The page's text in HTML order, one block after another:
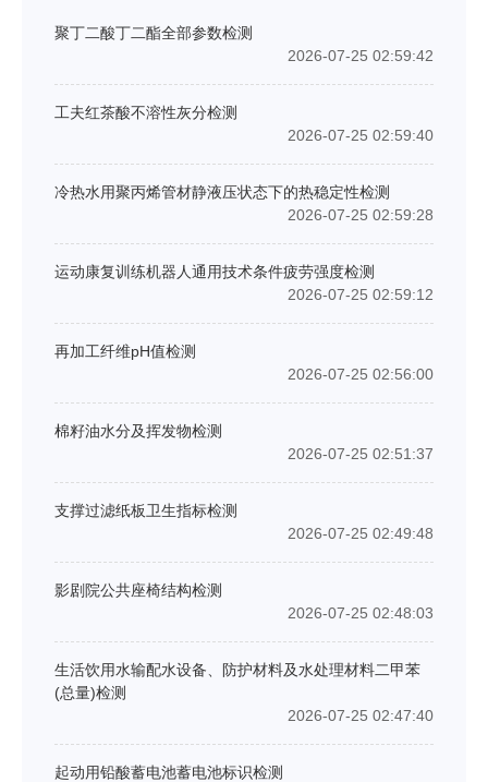
聚丁二酸丁二酯全部参数检测
2026-07-25 02:59:42
工夫红茶酸不溶性灰分检测
2026-07-25 02:59:40
冷热水用聚丙烯管材静液压状态下的热稳定性检测
2026-07-25 02:59:28
运动康复训练机器人通用技术条件疲劳强度检测
2026-07-25 02:59:12
再加工纤维pH值检测
2026-07-25 02:56:00
棉籽油水分及挥发物检测
2026-07-25 02:51:37
支撑过滤纸板卫生指标检测
2026-07-25 02:49:48
影剧院公共座椅结构检测
2026-07-25 02:48:03
生活饮用水输配水设备、防护材料及水处理材料二甲苯
(总量)检测
2026-07-25 02:47:40
起动用铅酸蓄电池蓄电池标识检测